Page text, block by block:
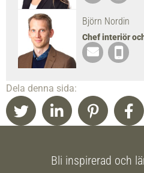
Björn Nordin
Chef interiör
Dela denna sida:
Bli inspirerad och